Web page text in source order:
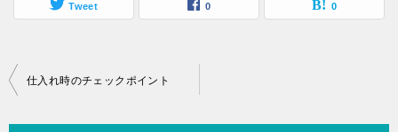
Tweet 0 0
投
仕入れ時のチェックポイント